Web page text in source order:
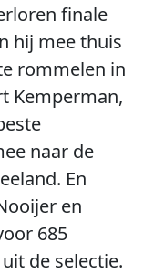
finale
hij mee thuis
rommelen in
Kemperman,
naar de
En
en
685
de selectie.